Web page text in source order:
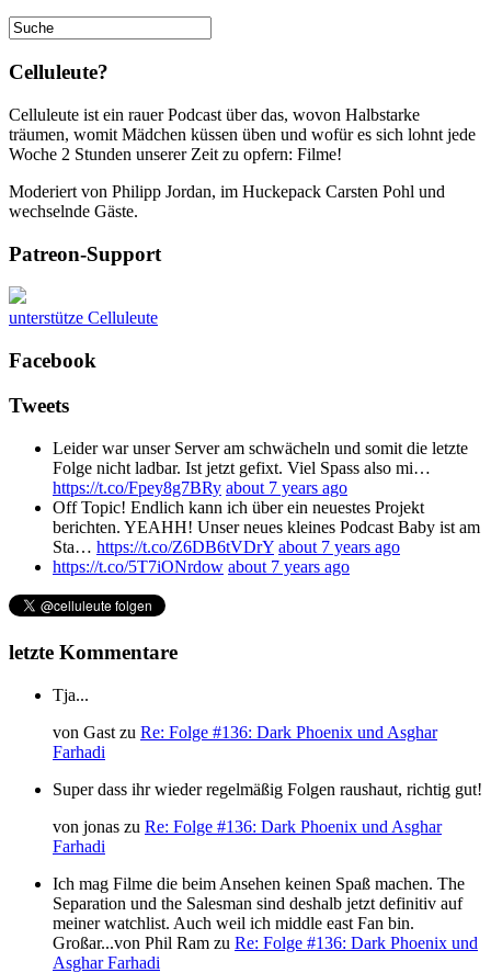
Celluleute?
Celluleute ist ein rauer Podcast über das, wovon Halbstarke
träumen, womit Mädchen küssen üben und wofür es sich lohnt jede
Woche 2 Stunden unserer Zeit zu opfern: Filme!
Moderiert von Philipp Jordan, im Huckepack Carsten Pohl und
wechselnde Gäste.
Patreon-Support
unterstütze Celluleute
Facebook
Tweets
Leider war unser Server am schwächeln und somit die letzte
Folge nicht ladbar. Ist jetzt gefixt. Viel Spass also mi…
https://t.co/Fpey8g7BRy about 7 years ago
Off Topic! Endlich kann ich über ein neuestes Projekt
berichten. YEAHH! Unser neues kleines Podcast Baby ist am
Sta… https://t.co/Z6DB6tVDrY about 7 years ago
https://t.co/5T7iONrdow about 7 years ago
letzte Kommentare
Tja...
von Gast zu Re: Folge #136: Dark Phoenix und Asghar
Farhadi
Super dass ihr wieder regelmäßig Folgen raushaut, richtig gut!
von jonas zu Re: Folge #136: Dark Phoenix und Asghar
Farhadi
Ich mag Filme die beim Ansehen keinen Spaß machen. The
Separation und the Salesman sind deshalb jetzt definitiv auf
meiner watchlist. Auch weil ich middle east Fan bin.
Großar...von Phil Ram zu Re: Folge #136: Dark Phoenix und
Asghar Farhadi